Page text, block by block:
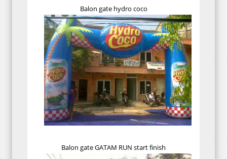
Balon gate hydro coco
Balon gate GATAM RUN start finish